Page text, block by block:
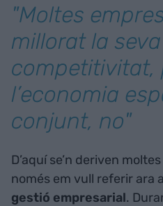
"Moltes
millorat la seva
competitivitat,
l’economia
conjunt, no"
D’aquí se’n deriven
només em vull referir ara
gestió empresarial.